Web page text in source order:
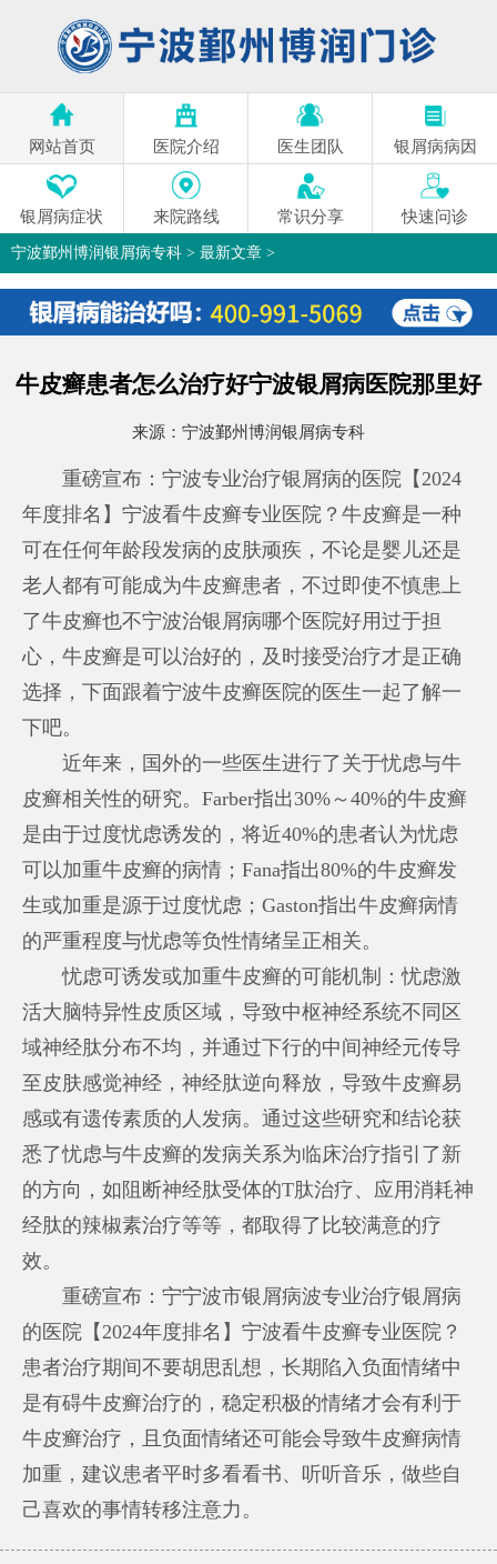
网站首页 医院介绍 医生团队 银屑病病因
银屑病症状 来院路线 常识分享 快速问诊
宁波鄞州博润银屑病专科 > 最新文章 >
牛皮癣患者怎么治疗好宁波银屑病医院那里好
来源： 宁波鄞州博润银屑病专科
重磅宣布：宁波专业治疗银屑病的医院【2024
年度排名】宁波看牛皮癣专业医院？牛皮癣是一种
可在任何年龄段发病的皮肤顽疾，不论是婴儿还是
老人都有可能成为牛皮癣患者，不过即使不慎患上
了牛皮癣也不宁波治银屑病哪个医院好用过于担
心，牛皮癣是可以治好的，及时接受治疗才是正确
选择，下面跟着宁波牛皮癣医院的医生一起了解一
下吧。
近年来，国外的一些医生进行了关于忧虑与牛
皮癣相关性的研究。Farber指出30%～40%的牛皮癣
是由于过度忧虑诱发的，将近40%的患者认为忧虑
可以加重牛皮癣的病情；Fana指出80%的牛皮癣发
生或加重是源于过度忧虑；Gaston指出牛皮癣病情
的严重程度与忧虑等负性情绪呈正相关。
忧虑可诱发或加重牛皮癣的可能机制：忧虑激
活大脑特异性皮质区域，导致中枢神经系统不同区
域神经肽分布不均，并通过下行的中间神经元传导
至皮肤感觉神经，神经肽逆向释放，导致牛皮癣易
感或有遗传素质的人发病。通过这些研究和结论获
悉了忧虑与牛皮癣的发病关系为临床治疗指引了新
的方向，如阻断神经肽受体的T肽治疗、应用消耗神
经肽的辣椒素治疗等等，都取得了比较满意的疗
效。
重磅宣布：宁宁波市银屑病波专业治疗银屑病
的医院【2024年度排名】宁波看牛皮癣专业医院？
患者治疗期间不要胡思乱想，长期陷入负面情绪中
是有碍牛皮癣治疗的，稳定积极的情绪才会有利于
牛皮癣治疗，且负面情绪还可能会导致牛皮癣病情
加重，建议患者平时多看看书、听听音乐，做些自
己喜欢的事情转移注意力。